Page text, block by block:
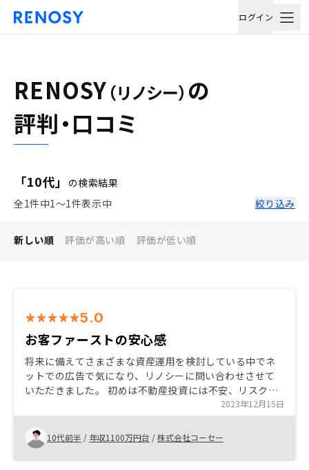
ログイン
RENOSY （リノシー） の
評判・口コミ
「10代」
の検索結果
全1件中1〜1件表示中
絞り込み
新しい順 評価が高い順 評価が低い順
5.0
お客ファーストの安心感
将来に備えてさまざまな資産運用を検討している中でネ
ットでの広告で気になり、リノシーに問い合わせさせて
いただきました。 初めは不動産投資には不安、リスクを
大きく感じていたものの丁寧に解説していただき徐々に
不安が解消されました。また、このような投資話では大
体が早く決めるように催促されるものの、そのような押
し売り感がなく、じっくりとこちらの安心感優先で話を
進めてくれたのもリノシーで決めるきっかけになりまし
2023年12月15日
10代前半 / 年収1100万円台 /株式会社コーセー